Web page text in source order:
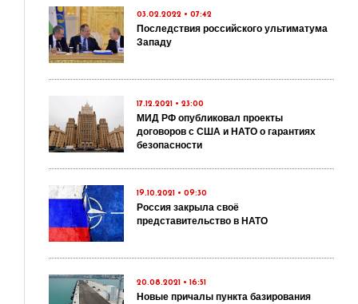
03.02.2022 • 07:42
Последствия российского ультиматума
Западу
17.12.2021 • 23:00
МИД РФ опубликовал проекты
договоров с США и НАТО о гарантиях
безопасности
19.10.2021 • 09:30
Россия закрыла своё
представительство в НАТО
20.08.2021 • 16:51
Новые причалы пункта базирования